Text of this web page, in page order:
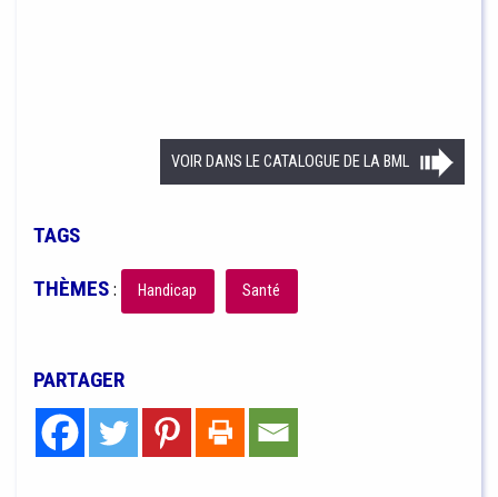
VOIR DANS LE CATALOGUE DE LA BML
TAGS
THÈMES: Handicap Santé
PARTAGER